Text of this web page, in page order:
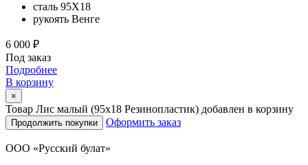
сталь 95Х18
рукоять Венге
6 000 ₽
Под заказ
Подробнее
В корзину
×
Товар Лис малый (95х18 Резинопластик) добавлен в корзину
Продолжить покупки Оформить заказ
ООО «Русский булат»